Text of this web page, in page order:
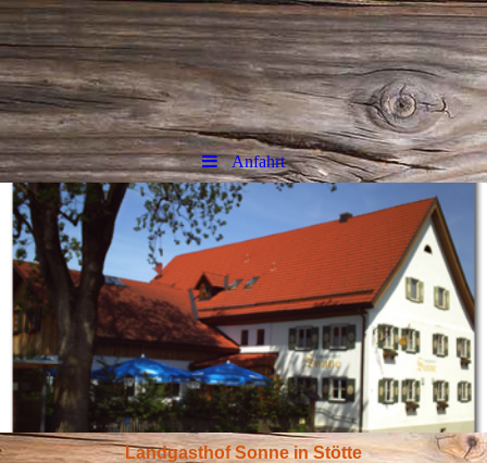
Anfahrt
Landgasthof Sonne in Stötte